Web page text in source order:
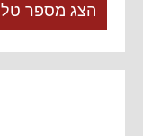
הצג מספר